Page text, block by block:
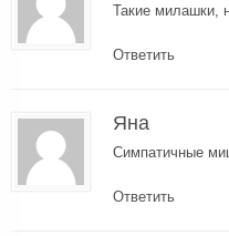
Такие милашки,
Ответить
Яна
Симпатичные
Ответить